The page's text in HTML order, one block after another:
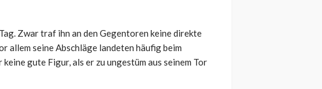
Zwar traf ihn an den Gegentoren keine direkte
allem seine Abschläge landeten häufig beim
gute Figur, als er zu ungestüm aus seinem Tor